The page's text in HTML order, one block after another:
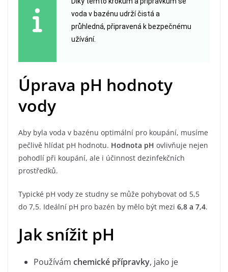
voda v bazénu udrží čistá a
průhledná, připravená k bezpečnému
užívání.
Úprava pH hodnoty
vody
Aby byla voda v bazénu optimální pro koupání, musíme
pečlivě hlídat pH hodnotu. Hodnota pH ovlivňuje nejen
pohodlí při koupání, ale i účinnost dezinfekčních
prostředků.
Typické pH vody ze studny se může pohybovat od 5,5
do 7,5. Ideální pH pro bazén by mělo být mezi 6,8 a 7,4.
Jak snížit pH
Používám chemické přípravky, jako je